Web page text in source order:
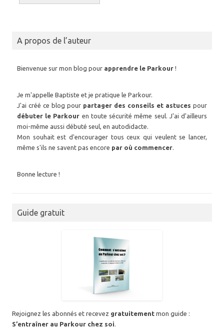
A propos de l’auteur
Bienvenue sur mon blog pour apprendre le Parkour !
Je m'appelle Baptiste et je pratique le Parkour.
J'ai créé ce blog pour partager des conseils et astuces pour
débuter le Parkour en toute sécurité même seul. J'ai d'ailleurs
moi-même aussi débuté seul, en autodidacte.
Mon souhait est d'encourager tous ceux qui veulent se lancer,
même s'ils ne savent pas encore par où commencer.
Bonne lecture !
Guide gratuit
Rejoignez les abonnés et recevez gratuitement mon guide :
S’entraîner au Parkour chez soi.